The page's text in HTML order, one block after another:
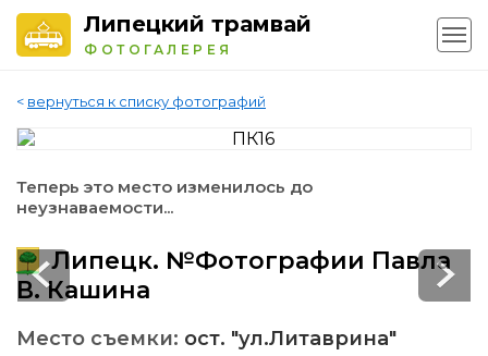
Липецкий трамвай
ФОТОГАЛЕРЕЯ
< вернуться к списку фотографий
Теперь это место изменилось до
неузнаваемости...
Липецк. №Фотографии Павла
В. Кашина
Место съемки: ост. "ул.Литаврина"